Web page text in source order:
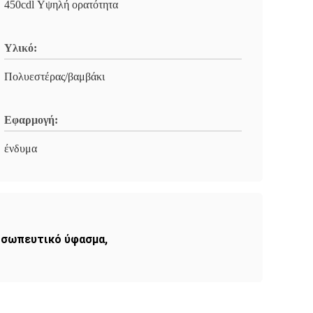
450cdl Υψηλή ορατότητα
Υλικό:
Πολυεστέρας/βαμβάκι
Εφαρμογή:
ένδυμα
ύφασμα,